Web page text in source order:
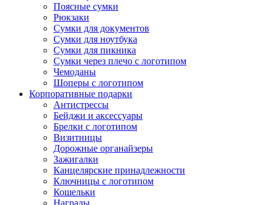
Поясные сумки
Рюкзаки
Сумки для документов
Сумки для ноутбука
Сумки для пикника
Сумки через плечо с логотипом
Чемоданы
Шоперы с логотипом
Корпоративные подарки
Антистрессы
Бейджи и аксессуары
Брелки с логотипом
Визитницы
Дорожные органайзеры
Зажигалки
Канцелярские принадлежности
Ключницы с логотипом
Кошельки